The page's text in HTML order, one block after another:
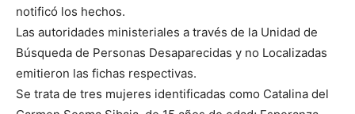
notificó los hechos.
Las autoridades ministeriales a través de la Unidad de
Búsqueda de Personas Desaparecidas y no Localizadas
emitieron las fichas respectivas.
Se trata de tres mujeres identificadas como Catalina del